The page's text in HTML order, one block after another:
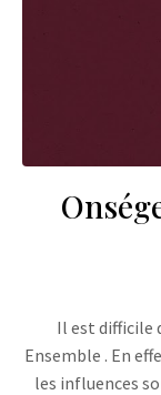
Il est difficile
Ensemble . En
les influences